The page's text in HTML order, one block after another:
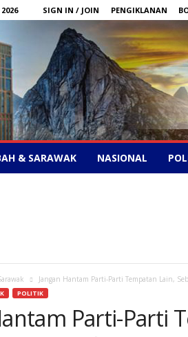
SIGN IN / JOIN PENGIKLANAN
& SARAWAK NASIONAL
Jangan Hantam Parti-Parti Tempatan Lain,
POLITIK
Parti-Parti